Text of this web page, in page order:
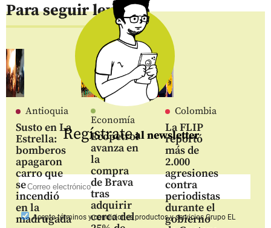
Para seguir leyendo
Antioquia
Susto en La
Estrella:
bomberos
apagaron
carro que
se
incendió
en la
madrugada
Economía
Ecopetrol
avanza en
la
compra
de Brava
tras
adquirir
cerca del
Colombia
La FLIP
reportó
más de
2.000
agresiones
contra
periodistas
durante el
gobierno
Regístrateal newsletter
Aceptotérminos y condiciones productos y serviciosGrupo EL